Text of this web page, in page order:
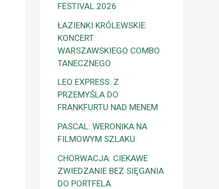
FESTIVAL 2026
ŁAZIENKI KRÓLEWSKIE:
KONCERT
WARSZAWSKIEGO COMBO
TANECZNEGO
LEO EXPRESS: Z
PRZEMYŚLA DO
FRANKFURTU NAD MENEM
PASCAL: WERONIKA NA
FILMOWYM SZLAKU.
CHORWACJA: CIEKAWE
ZWIEDZANIE BEZ SIĘGANIA
DO PORTFELA